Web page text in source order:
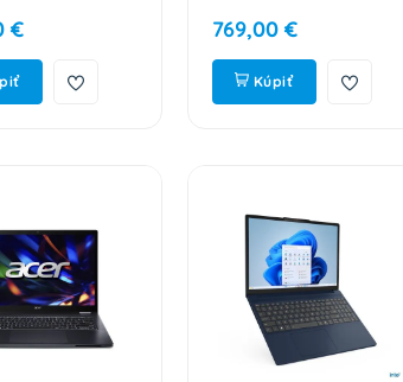
€ 769,00 €
Kúpiť